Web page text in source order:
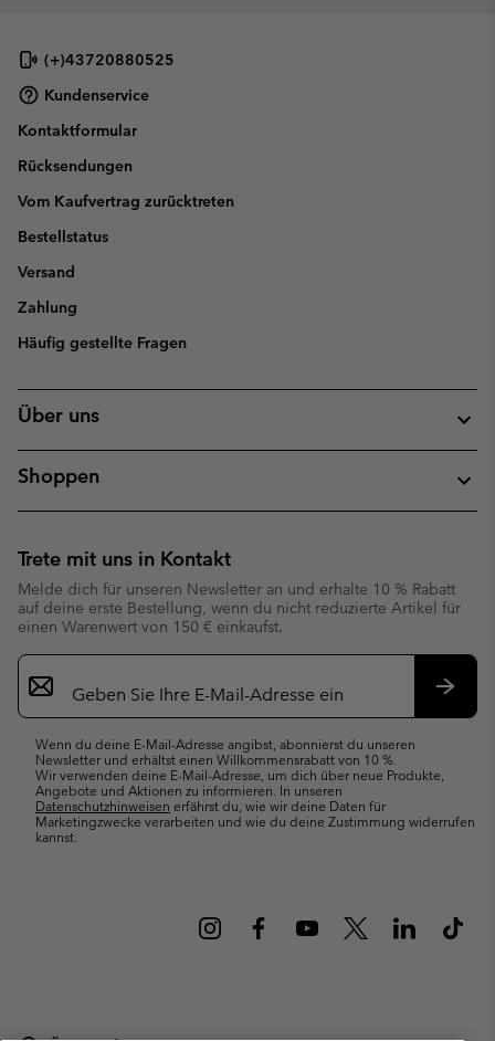
(+)43720880525
Kundenservice
Kontaktformular
Rücksendungen
Vom Kaufvertrag zurücktreten
Bestellstatus
Versand
Zahlung
Häufig gestellte Fragen
Über uns
Shoppen
Trete mit uns in Kontakt
Melde dich für unseren Newsletter an und erhalte 10 % Rabatt
auf deine erste Bestellung, wenn du nicht reduzierte Artikel für
einen Warenwert von 150 € einkaufst.
Newsletter-
Anmeldung
Wenn du deine E-Mail-Adresse angibst, abonnierst du unseren
Newsletter und erhältst einen Willkommensrabatt von 10 %.
Wir verwenden deine E-Mail-Adresse, um dich über neue Produkte,
Angebote und Aktionen zu informieren. In unseren
Datenschutzhinweisen erfährst du, wie wir deine Daten für
Marketingzwecke verarbeiten und wie du deine Zustimmung widerrufen
kannst.